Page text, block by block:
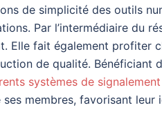
de simplicité des outils
Par l’intermédiaire du
Elle fait également profiter
de qualité. Bénéficiant
systèmes de
membres, favorisant